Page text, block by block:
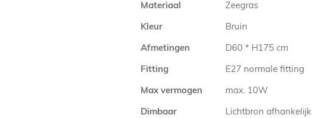
Materiaal
Zeegras
Kleur
Bruin
Afmetingen
D60 * H175 cm
Fitting
E27 normale fitting
Max vermogen
max. 10W
Dimbaar
Lichtbron afhankelijk